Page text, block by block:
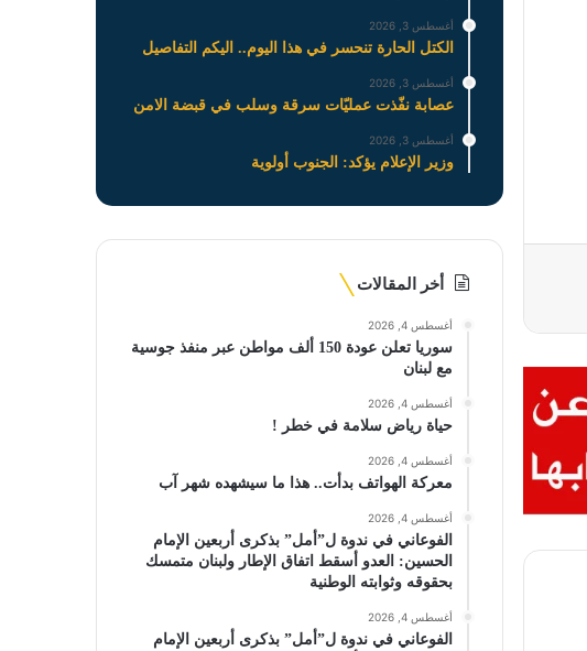
أغسطس 3, 2026
الكتل الحارة تنحسر في هذا اليوم.. اليكم التفاصيل
أغسطس 3, 2026
عصابة نفّذت عمليّات سرقة وسلب في قبضة الامن
أغسطس 3, 2026
وزير الإعلام يؤكد: الجنوب أولوية
أخر المقالات
أغسطس 4, 2026
سوريا تعلن عودة 150 ألف مواطن عبر منفذ جوسية
مع لبنان
أغسطس 4, 2026
حياة رياض سلامة في خطر !
أغسطس 4, 2026
معركة الهواتف بدأت.. هذا ما سيشهده شهر آب
أغسطس 4, 2026
الفوعاني في ندوة ل”أمل” بذكرى أربعين الإمام
الحسين: العدو أسقط اتفاق الإطار ولبنان متمسك
بحقوقه وثوابته الوطنية
أغسطس 4, 2026
الفوعاني في ندوة ل”أمل” بذكرى أربعين الإمام